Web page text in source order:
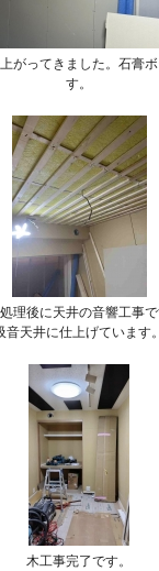
がってきました。石膏
す。
理後に天井の音響工事で
音天井に仕上げています。
木工事完了です。